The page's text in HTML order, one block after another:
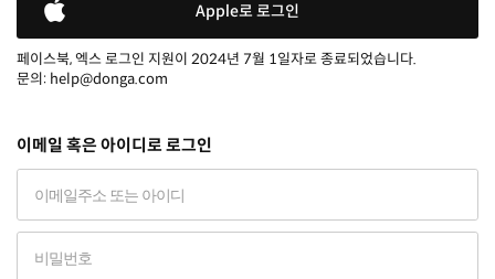
Apple로 로그인
페이스북, 엑스 로그인 지원이 2024년 7월 1일자로 종료되었습니다.
문의: help@donga.com
이메일 혹은 아이디로 로그인